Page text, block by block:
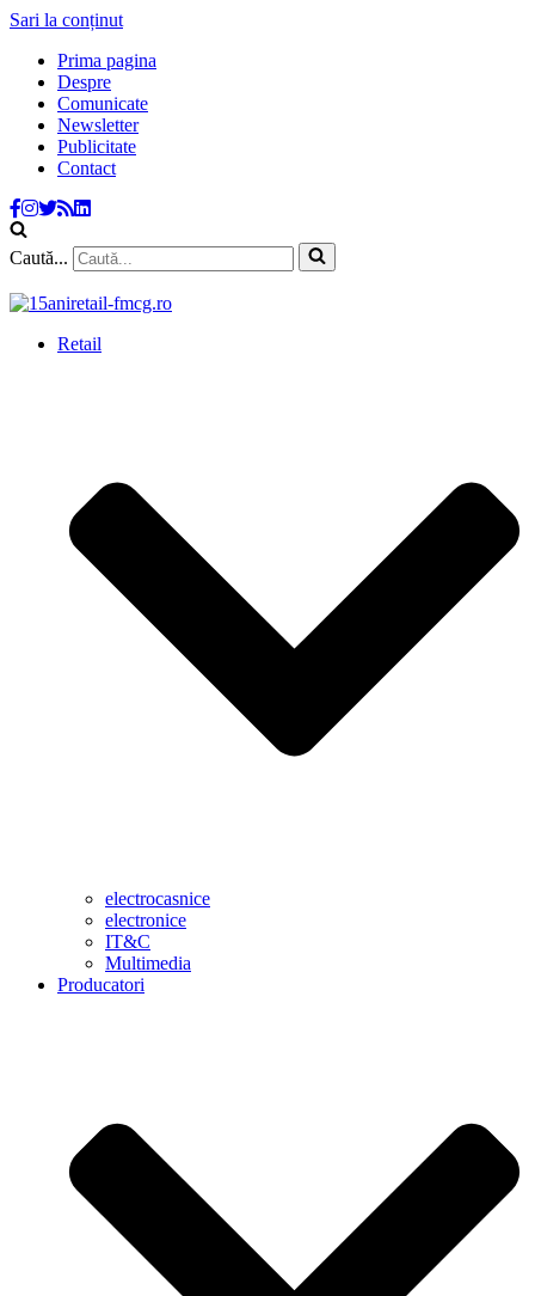
Sari la conținut
Prima pagina
Despre
Comunicate
Newsletter
Publicitate
Contact
Caută...
Retail
electrocasnice
electronice
IT&C
Multimedia
Producatori